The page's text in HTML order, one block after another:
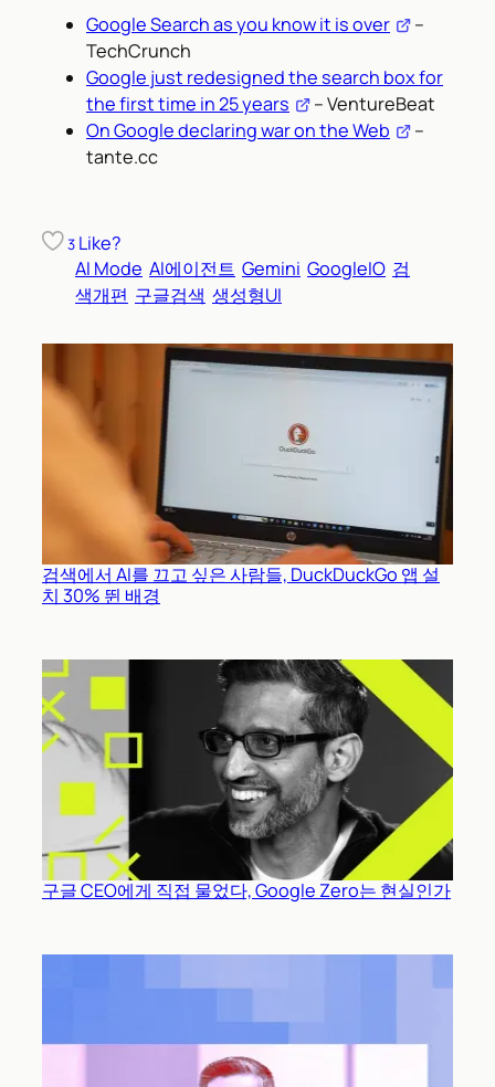
Google Search as you know it is over
–
TechCrunch
Google just redesigned the search box for
the first time in 25 years
– VentureBeat
On Google declaring war on the Web
–
tante.cc
3 Like?
AI Mode AI에이전트 Gemini GoogleIO 검
색개편 구글검색 생성형UI
검색에서 AI를 끄고 싶은 사람들, DuckDuckGo 앱 설
치 30% 뛴 배경
구글 CEO에게 직접 물었다, Google Zero는 현실인가